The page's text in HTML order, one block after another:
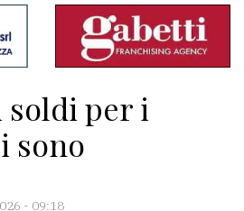
soldi per i
sono
- 09:18